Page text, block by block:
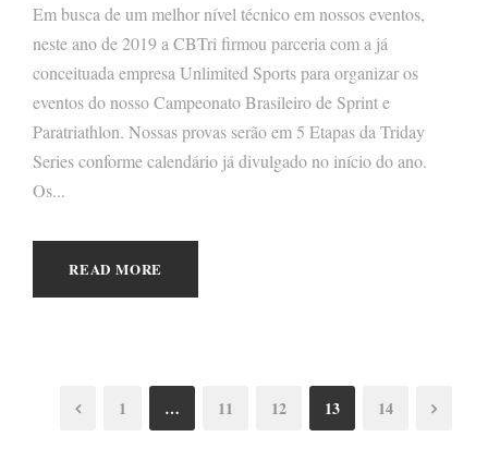
Em busca de um melhor nível técnico em nossos eventos,
neste ano de 2019 a CBTri firmou parceria com a já
conceituada empresa Unlimited Sports para organizar os
eventos do nosso Campeonato Brasileiro de Sprint e
Paratriathlon. Nossas provas serão em 5 Etapas da Triday
Series conforme calendário já divulgado no início do ano.
Os...
READ MORE
1 … 11 12 13 14